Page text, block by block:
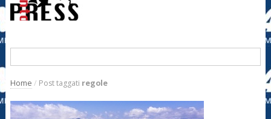
Home / Post taggati regole